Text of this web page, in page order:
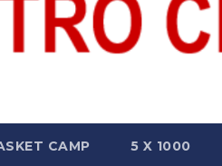
CAMP 5 X 1000